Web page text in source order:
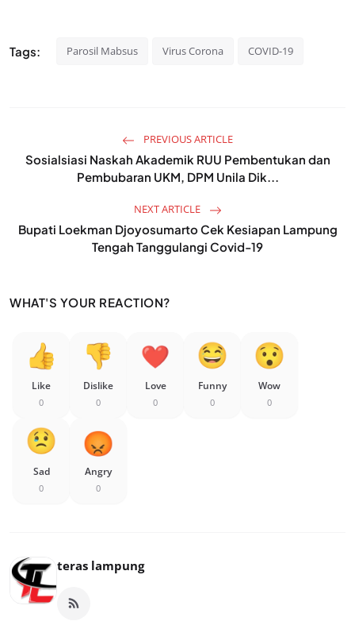
Tags: Parosil Mabsus Virus Corona COVID-19
PREVIOUS ARTICLE
Sosialsiasi Naskah Akademik RUU Pembentukan dan
Pembubaran UKM, DPM Unila Dik...
NEXT ARTICLE
Bupati Loekman Djoyosumarto Cek Kesiapan Lampung
Tengah Tanggulangi Covid-19
WHAT'S YOUR REACTION?
Like
0
Dislike
0
Love
0
Funny
0
Wow
0
Sad
0
Angry
0
teras lampung